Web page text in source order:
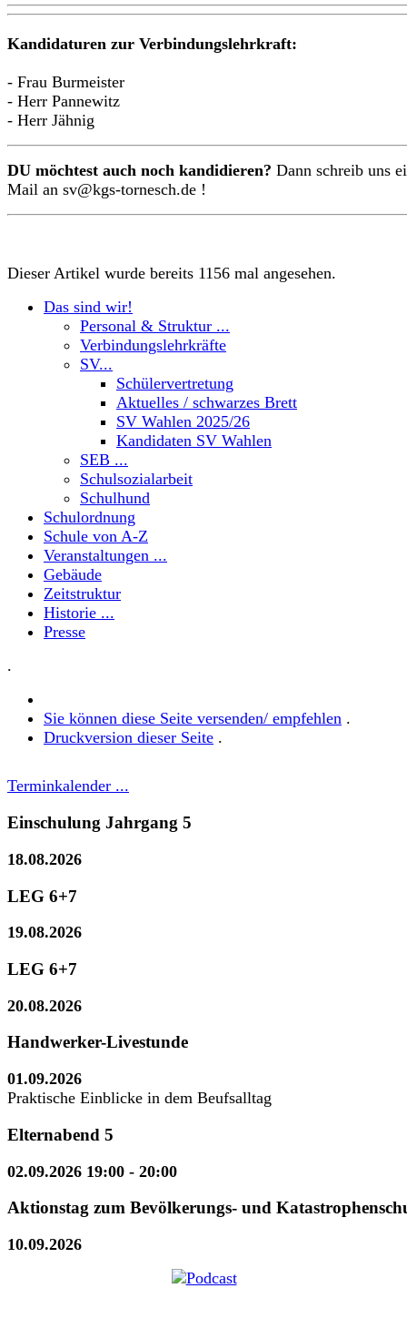
Kandidaturen zur Verbindungslehrkraft:
- Frau Burmeister
- Herr Pannewitz
- Herr Jähnig
DU möchtest auch noch kandidieren? Dann schreib uns
Mail an sv@kgs-tornesch.de !
Dieser Artikel wurde bereits 1156 mal angesehen.
Das sind wir!
Personal & Struktur ...
Verbindungslehrkräfte
SV...
Schülervertretung
Aktuelles / schwarzes Brett
SV Wahlen 2025/26
Kandidaten SV Wahlen
SEB ...
Schulsozialarbeit
Schulhund
Schulordnung
Schule von A-Z
Veranstaltungen ...
Gebäude
Zeitstruktur
Historie ...
Presse
.
Sie können diese Seite versenden/ empfehlen .
Druckversion dieser Seite .
Terminkalender ...
Einschulung Jahrgang 5
18.08.2026
LEG 6+7
19.08.2026
LEG 6+7
20.08.2026
Handwerker-Livestunde
01.09.2026
Praktische Einblicke in dem Beufsalltag
Elternabend 5
02.09.2026 19:00 - 20:00
Aktionstag zum Bevölkerungs- und
10.09.2026